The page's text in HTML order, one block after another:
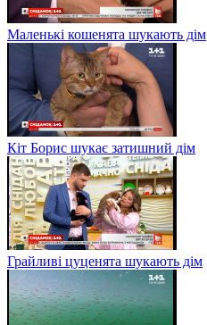
Маленькі кошенята шукають дім
Кіт Борис шукає затишний дім
Грайливі цуценята шукають дім